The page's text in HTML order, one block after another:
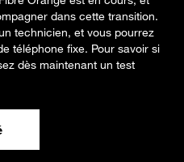
dans cette transition.
technicien, et vous pourrez
téléphone fixe. Pour savoir si
dès maintenant un test